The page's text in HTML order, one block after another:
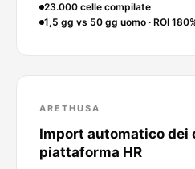
23.000 celle compilate
1,5 gg vs 50 gg uomo · ROI
ARETHUSA
Import automatico dei
piattaforma HR